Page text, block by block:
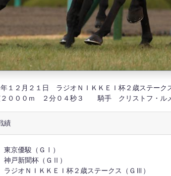
年１２月２１日 ラジオＮＩＫＫＥＩ杯２歳ステ
０００ｍ ２分０４秒３ 騎手 クリストフ・ル
績
東京優駿（ＧⅠ）
神戸新聞杯（ＧⅡ）
ラジオＮＩＫＫＥＩ杯２歳ステークス（ＧⅢ）